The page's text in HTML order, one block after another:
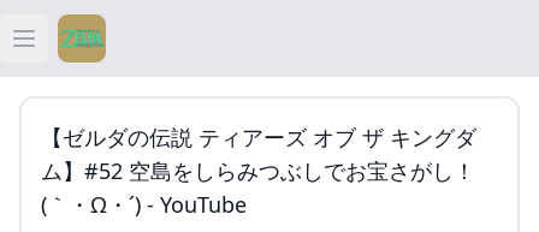
Open main menu
ティアキン
ティアキン 祠
【ゼルダの伝説 ティアーズ オブ ザ キングダ
ム】#52 空島をしらみつぶしでお宝さがし！
(｀・ω・´) - YouTube